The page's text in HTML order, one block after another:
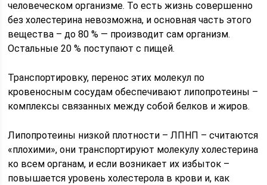
человеческом организме. То есть жизнь совершенно
без холестерина невозможна, и основная часть этого
вещества – до 80 % — производит сам организм.
Остальные 20 % поступают с пищей.
Транспортировку, перенос этих молекул по
кровеносным сосудам обеспечивают липопротеины –
комплексы связанных между собой белков и жиров.
Липопротеины низкой плотности – ЛПНП – считаются
«плохими», они транспортируют молекулу холестерина
ко всем органам, и если возникает их избыток –
повышается уровень холестерола в крови и, как